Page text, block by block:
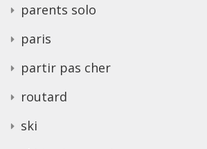
parents solo
paris
partir pas cher
routard
ski